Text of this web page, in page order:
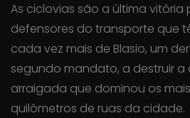
As ciclovias são a última vitória
defensores do transporte que
cada vez mais de Blasio, um
segundo mandato, a destruir
arraigada que dominou os
quilômetros de ruas da cidade.